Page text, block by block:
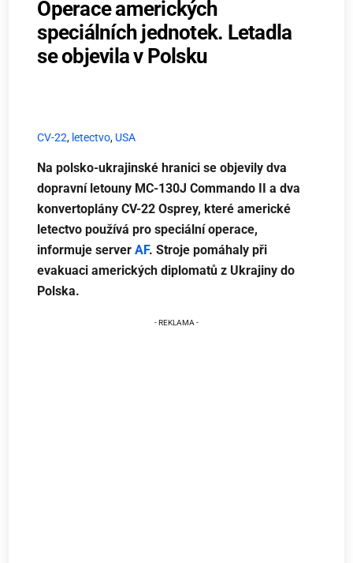
Operace amerických
speciálních jednotek. Letadla
se objevila v Polsku
CV-22, letectvo, USA
Na polsko-ukrajinské hranici se objevily dva
dopravní letouny MC-130J Commando II a dva
konvertoplány CV-22 Osprey, které americké
letectvo používá pro speciální operace,
informuje serverAF. Stroje pomáhaly při
evakuaci amerických diplomatů z Ukrajiny do
Polska.